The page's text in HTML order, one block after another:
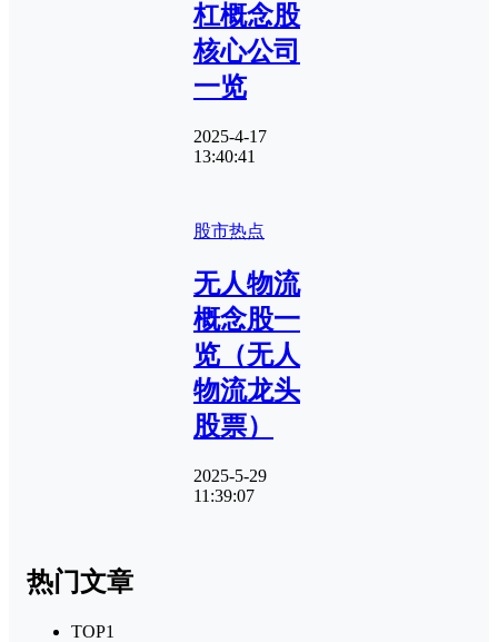
杠概念股
核心公司
一览
2025-4-17
13:40:41
股市热点
无人物流
概念股一
览（无人
物流龙头
股票）
2025-5-29
11:39:07
热门文章
TOP1